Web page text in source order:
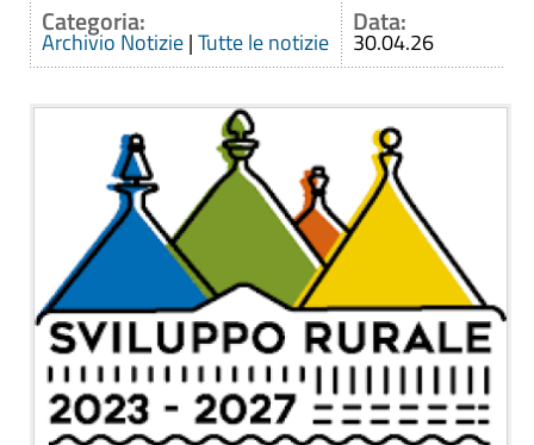
Categoria:
Archivio Notizie|Tutte le notizie
Data:
30.04.26